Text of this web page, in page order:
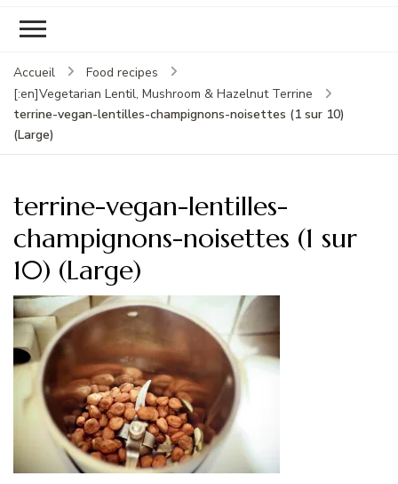
Accueil
Food recipes
[:en]Vegetarian Lentil, Mushroom & Hazelnut Terrine
terrine-vegan-lentilles-champignons-noisettes (1 sur 10)
(Large)
terrine-vegan-lentilles-
champignons-noisettes (1 sur
10) (Large)